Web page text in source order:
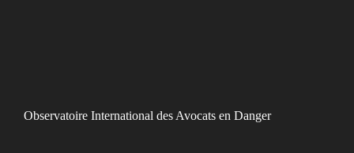
Observatoire International des Avocats en Danger